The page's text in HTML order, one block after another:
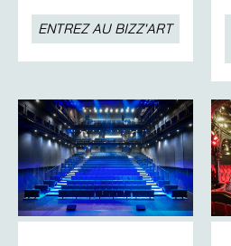
ENTREZ AU BIZZ'ART